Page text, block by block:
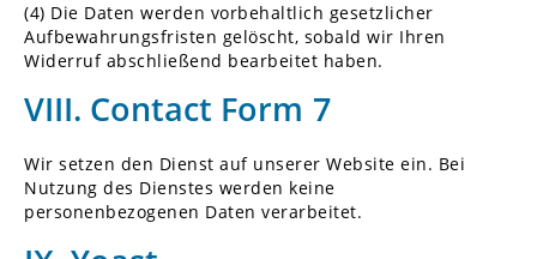
(4) Die Daten werden vorbehaltlich gesetzlicher
Aufbewahrungsfristen gelöscht, sobald wir Ihren
Widerruf abschließend bearbeitet haben.
VIII. Contact Form 7
Wir setzen den Dienst auf unserer Website ein. Bei
Nutzung des Dienstes werden keine
personenbezogenen Daten verarbeitet.